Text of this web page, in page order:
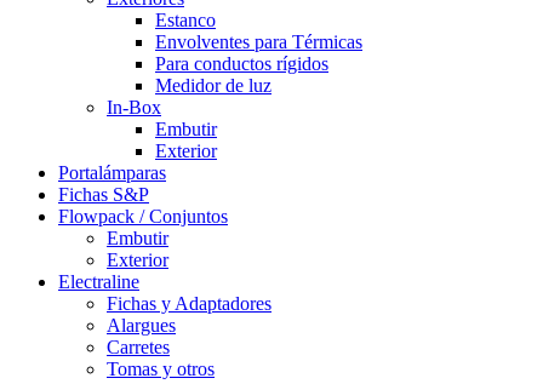
Estanco
Envolventes para Térmicas
Para conductos rígidos
Medidor de luz
In-Box
Embutir
Exterior
Portalámparas
Fichas S&P
Flowpack / Conjuntos
Embutir
Exterior
Electraline
Fichas y Adaptadores
Alargues
Carretes
Tomas y otros